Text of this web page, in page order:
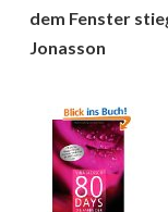
dem Fenster
Jonasson